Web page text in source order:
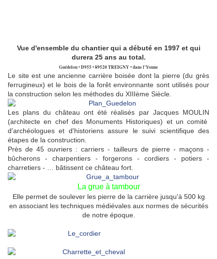
Vue d'ensemble du chantier qui a débuté en 1997 et qui
durera 25 ans au total.
Guédelon • D955 • 89520 TREIGNY • dans l'Yonne
Le site est une ancienne carrière boisée dont la pierre (du grès
ferrugineux) et le bois de la forêt environnante sont utilisés pour
la construction selon les méthodes du XIIIème Siècle.
Les plans du château ont été réalisés par Jacques MOULIN
(architecte en chef des Monuments Historiques) et un comité
d'archéologues et d'historiens assure le suivi scientifique des
étapes de la construction.
Près de 45 ouvriers : carriers - tailleurs de pierre - maçons -
bûcherons - charpentiers - forgerons - cordiers - potiers -
charretiers - … bâtissent ce château fort.
La grue à tambour
Elle permet de soulever les pierre de la carrière jusqu'à 500 kg
en associant les techniques médiévales aux normes de sécurités
de notre époque.